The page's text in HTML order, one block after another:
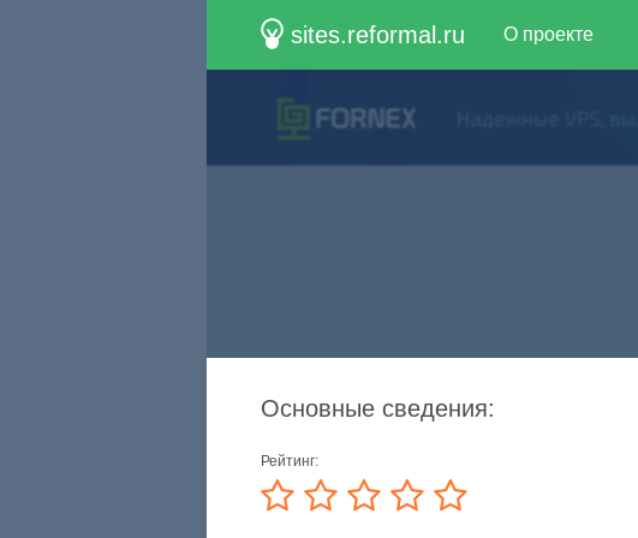
sites.reformal.ru О проекте
Основные сведения:
Рейтинг: